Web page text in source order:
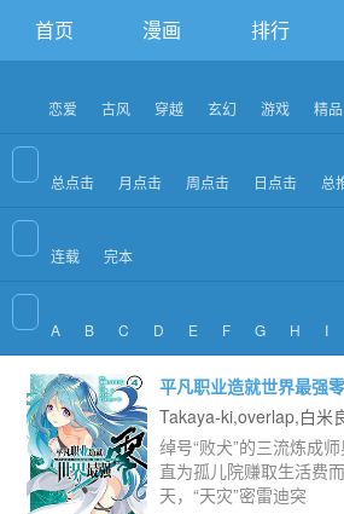
首页 漫画 排行
恋爱 古风 穿越 玄幻 游戏 精品
总点击 月点击 周点击 日点击 总
连载 完本
A B C D E F G H I
平凡职业造就世界最强零
Takaya-ki,overlap,白米
绰号“败犬”的三流炼成
直为孤儿院赚取生活费
天，“天灾”密雷迪突